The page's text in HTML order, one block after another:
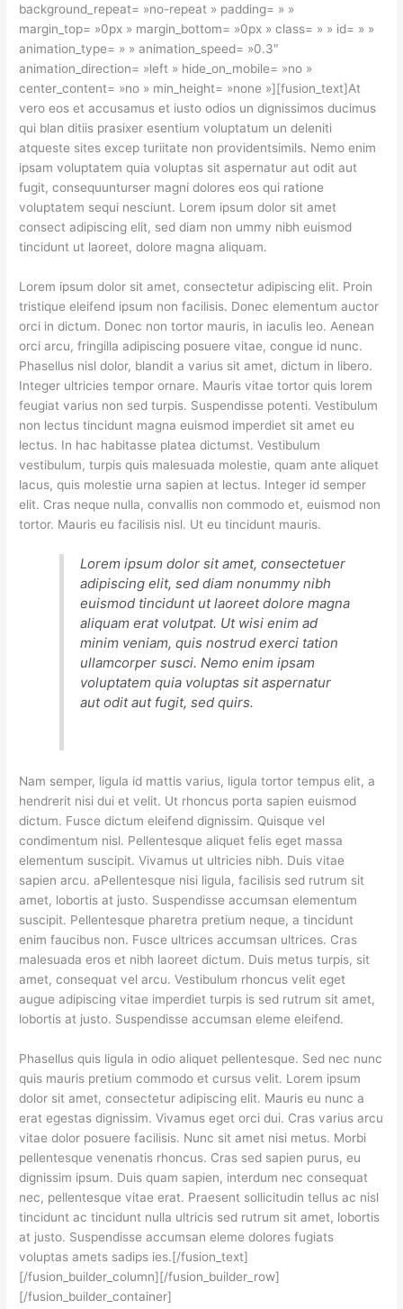
background_repeat= »no-repeat » padding= » »
margin_top= »0px » margin_bottom= »0px » class= » » id= » »
animation_type= » » animation_speed= »0.3″
animation_direction= »left » hide_on_mobile= »no »
center_content= »no » min_height= »none »][fusion_text]At
vero eos et accusamus et iusto odios un dignissimos ducimus
qui blan ditiis prasixer esentium voluptatum un deleniti
atqueste sites excep turiitate non providentsimils. Nemo enim
ipsam voluptatem quia voluptas sit aspernatur aut odit aut
fugit, consequunturser magni dolores eos qui ratione
voluptatem sequi nesciunt. Lorem ipsum dolor sit amet
consect adipiscing elit, sed diam non ummy nibh euismod
tincidunt ut laoreet, dolore magna aliquam.
Lorem ipsum dolor sit amet, consectetur adipiscing elit. Proin
tristique eleifend ipsum non facilisis. Donec elementum auctor
orci in dictum. Donec non tortor mauris, in iaculis leo. Aenean
orci arcu, fringilla adipiscing posuere vitae, congue id nunc.
Phasellus nisl dolor, blandit a varius sit amet, dictum in libero.
Integer ultricies tempor ornare. Mauris vitae tortor quis lorem
feugiat varius non sed turpis. Suspendisse potenti. Vestibulum
non lectus tincidunt magna euismod imperdiet sit amet eu
lectus. In hac habitasse platea dictumst. Vestibulum
vestibulum, turpis quis malesuada molestie, quam ante aliquet
lacus, quis molestie urna sapien at lectus. Integer id semper
elit. Cras neque nulla, convallis non commodo et, euismod non
tortor. Mauris eu facilisis nisl. Ut eu tincidunt mauris.
Lorem ipsum dolor sit amet, consectetuer
adipiscing elit, sed diam nonummy nibh
euismod tincidunt ut laoreet dolore magna
aliquam erat volutpat. Ut wisi enim ad
minim veniam, quis nostrud exerci tation
ullamcorper susci. Nemo enim ipsam
voluptatem quia voluptas sit aspernatur
aut odit aut fugit, sed quirs.
Nam semper, ligula id mattis varius, ligula tortor tempus elit, a
hendrerit nisi dui et velit. Ut rhoncus porta sapien euismod
dictum. Fusce dictum eleifend dignissim. Quisque vel
condimentum nisl. Pellentesque aliquet felis eget massa
elementum suscipit. Vivamus ut ultricies nibh. Duis vitae
sapien arcu. aPellentesque nisi ligula, facilisis sed rutrum sit
amet, lobortis at justo. Suspendisse accumsan elementum
suscipit. Pellentesque pharetra pretium neque, a tincidunt
enim faucibus non. Fusce ultrices accumsan ultrices. Cras
malesuada eros et nibh laoreet dictum. Duis metus turpis, sit
amet, consequat vel arcu. Vestibulum rhoncus velit eget
augue adipiscing vitae imperdiet turpis is sed rutrum sit amet,
lobortis at justo. Suspendisse accumsan eleme eleifend.
Phasellus quis ligula in odio aliquet pellentesque. Sed nec nunc
quis mauris pretium commodo et cursus velit. Lorem ipsum
dolor sit amet, consectetur adipiscing elit. Mauris eu nunc a
erat egestas dignissim. Vivamus eget orci dui. Cras varius arcu
vitae dolor posuere facilisis. Nunc sit amet nisi metus. Morbi
pellentesque venenatis rhoncus. Cras sed sapien purus, eu
dignissim ipsum. Duis quam sapien, interdum nec consequat
nec, pellentesque vitae erat. Praesent sollicitudin tellus ac nisl
tincidunt ac tincidunt nulla ultricis sed rutrum sit amet, lobortis
at justo. Suspendisse accumsan eleme dolores fugiats
voluptas amets sadips ies.[/fusion_text]
[/fusion_builder_column][/fusion_builder_row]
[/fusion_builder_container]